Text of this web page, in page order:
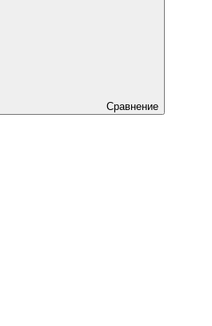
Сравнение